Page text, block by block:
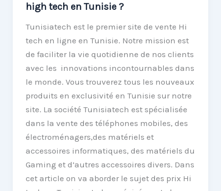
high tech en Tunisie ?
Tunisiatech est le premier site de vente Hi
tech en ligne en Tunisie. Notre mission est
de faciliter la vie quotidienne de nos clients
avec les innovations incontournables dans
le monde. Vous trouverez tous les nouveaux
produits en exclusivité en Tunisie sur notre
site. La société Tunisiatech est spécialisée
dans la vente des téléphones mobiles, des
électroménagers,des matériels et
accessoires informatiques, des matériels du
Gaming et d’autres accessoires divers. Dans
cet article on va aborder le sujet des prix Hi